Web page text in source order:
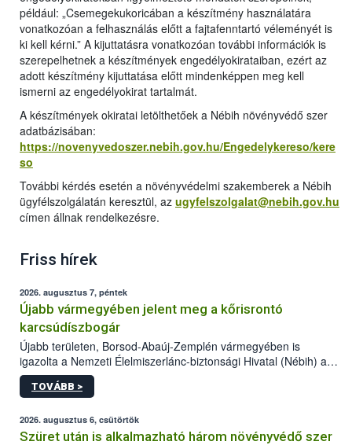
például: „Csemegekukoricában a készítmény használatára
vonatkozóan a felhasználás előtt a fajtafenntartó véleményét is
ki kell kérni.” A kijuttatásra vonatkozóan további információk is
szerepelhetnek a készítmények engedélyokirataiban, ezért az
adott készítmény kijuttatása előtt mindenképpen meg kell
ismerni az engedélyokirat tartalmát.
A készítmények okiratai letölthetőek a Nébih növényvédő szer
adatbázisában:
https://novenyvedoszer.nebih.gov.hu/Engedelykereso/kere
so
További kérdés esetén a növényvédelmi szakemberek a Nébih
ügyfélszolgálatán keresztül, az ugyfelszolgalat@nebih.gov.hu
címen állnak rendelkezésre.
Friss hírek
2026. augusztus 7, péntek
Újabb vármegyében jelent meg a kőrisrontó
karcsúdíszbogár
Újabb területen, Borsod-Abaúj-Zemplén vármegyében is
igazolta a Nemzeti Élelmiszerlánc-biztonsági Hivatal (Nébih) a
kőrisrontó karcsúdíszbogár (Agrilus planipennis) jelenlétét. A
kártevőt nem csak színcsapdában találták meg, de már fertőzött
az intenzív felderítést, emellett az intézkedéseket a szlovák
hatósággal is összehangolják a terjedés megállítása érdekében.
TOVÁBB >
2026. augusztus 6, csütörtök
Szüret után is alkalmazható három növényvédő szer